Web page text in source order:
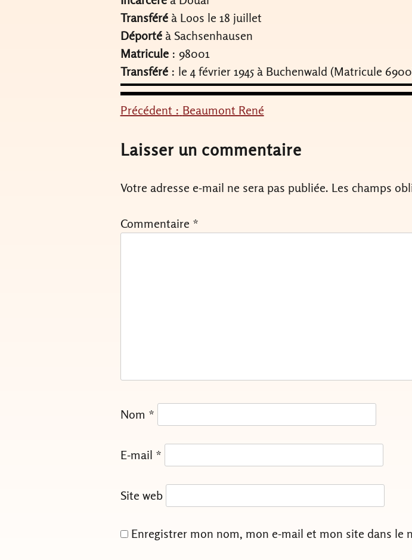
Transféréà Loos le 18 juillet
Déporté à Sachsenhausen
Matricule: 98001
Transféré : le 4 février 1945 à Buchenwald (Matricule
Navigation
de
Précédent : Beaumont René
Laisser un commentaire
Votre adresse e-mail ne sera pas publiée. Les champs
Commentaire *
Nom *
E-mail *
Site web
Enregistrer mon nom, mon e-mail et mon site dans